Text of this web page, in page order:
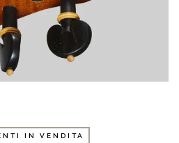
IN VENDITA